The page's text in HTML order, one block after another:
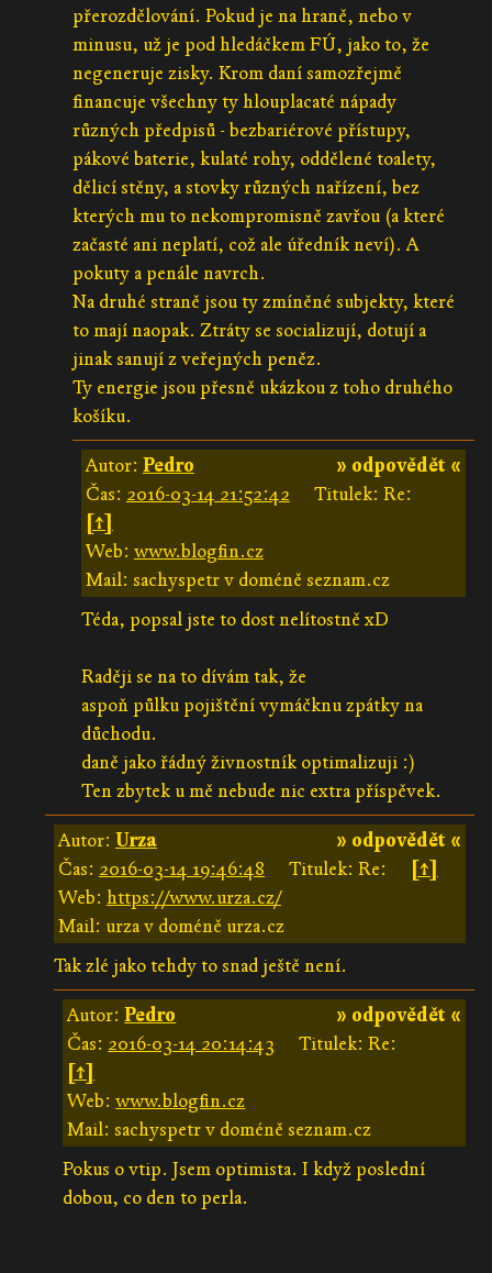
přerozdělování. Pokud je na hraně, nebo v
minusu, už je pod hledáčkem FÚ, jako to, že
negeneruje zisky. Krom daní samozřejmě
financuje všechny ty hlouplacaté nápady
různých předpisů - bezbariérové přístupy,
pákové baterie, kulaté rohy, oddělené toalety,
dělicí stěny, a stovky různých nařízení, bez
kterých mu to nekompromisně zavřou (a které
začasté ani neplatí, což ale úředník neví). A
pokuty a penále navrch.
Na druhé straně jsou ty zmíněné subjekty, které
to mají naopak. Ztráty se socializují, dotují a
jinak sanují z veřejných peněz.
Ty energie jsou přesně ukázkou z toho druhého
košíku.
» odpovědět «
Autor: Pedro
Čas: 2016-03-14 21:52:42
Titulek: Re:
[↑]
Web: www.blogfin.cz
Mail: sachyspetr v doméně seznam.cz
Téda, popsal jste to dost nelítostně xD
Raději se na to dívám tak, že
aspoň půlku pojištění vymáčknu zpátky na
důchodu.
daně jako řádný živnostník optimalizuji :)
Ten zbytek u mě nebude nic extra příspěvek.
» odpovědět «
Autor: Urza
Čas: 2016-03-14 19:46:48 Titulek: Re:
[↑]
Web: https://www.urza.cz/
Mail: urza v doméně urza.cz
Tak zlé jako tehdy to snad ještě není.
» odpovědět «
Autor:Pedro
Čas: 2016-03-14 20:14:43
Titulek: Re:
[↑]
Web:www.blogfin.cz
Mail: sachyspetr v doméně seznam.cz
Pokus o vtip. Jsem optimista. I když poslední
dobou, co den to perla.